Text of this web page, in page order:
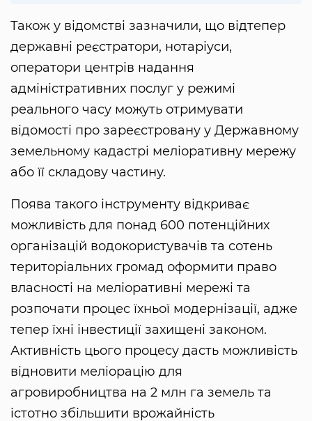
Також у відомстві зазначили, що відтепер
державні реєстратори, нотаріуси,
оператори центрів надання
адміністративних послуг у режимі
реального часу можуть отримувати
відомості про зареєстровану у Державному
земельному кадастрі меліоративну мережу
або її складову частину.
Поява такого інструменту відкриває
можливість для понад 600 потенційних
організацій водокористувачів та сотень
територіальних громад оформити право
власності на меліоративні мережі та
розпочати процес їхньої модернізації, адже
тепер їхні інвестиції захищені законом.
Активність цього процесу дасть можливість
відновити меліорацію для
агровиробництва на 2 млн га земель та
істотно збільшити врожайність